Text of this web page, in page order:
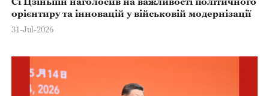
орієнтиру та інновацій у військовій модернізації
31-Jul-2026